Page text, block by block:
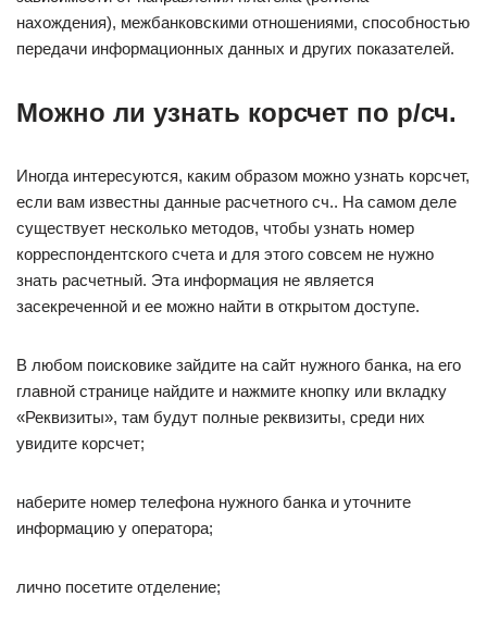
нахождения), межбанковскими отношениями, способностью
передачи информационных данных и других показателей.
Можно ли узнать корсчет по р/сч.
Иногда интересуются, каким образом можно узнать корсчет,
если вам известны данные расчетного сч.. На самом деле
существует несколько методов, чтобы узнать номер
корреспондентского счета и для этого совсем не нужно
знать расчетный. Эта информация не является
засекреченной и ее можно найти в открытом доступе.
В любом поисковике зайдите на сайт нужного банка, на его
главной странице найдите и нажмите кнопку или вкладку
«Реквизиты», там будут полные реквизиты, среди них
увидите корсчет;
наберите номер телефона нужного банка и уточните
информацию у оператора;
лично посетите отделение;